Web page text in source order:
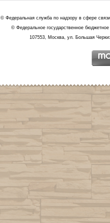
© Федеральная служба по надзору в сфере
© Федеральное государственное
107553, Москва, ул. Большая